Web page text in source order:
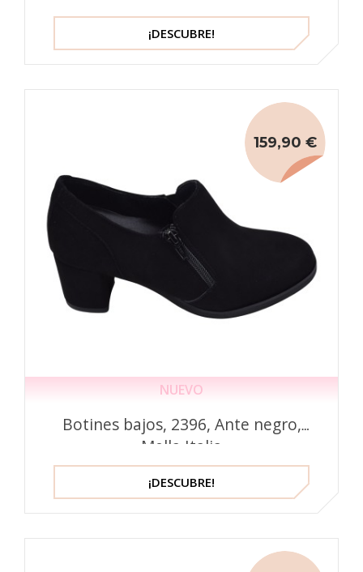
¡DESCUBRE!
NUEVO
Botines bajos, 2396, Ante negro,
Mella Italia
159,90 €
¡DESCUBRE!